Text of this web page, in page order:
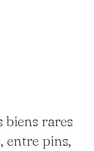
biens rares
entre pins,